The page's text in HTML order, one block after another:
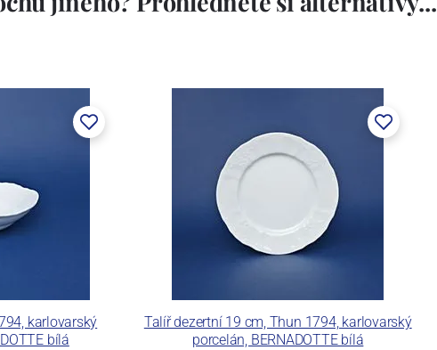
Závod je vybaven zařízením na výrobu
dekorační pecí. Závod je schopen
technik.
Hotel & Restaurant.
karlovarský
bílá
Talíř dezertní 19 cm, Thun 1794, karlovarský
porcelán, BERNADOTTE bílá